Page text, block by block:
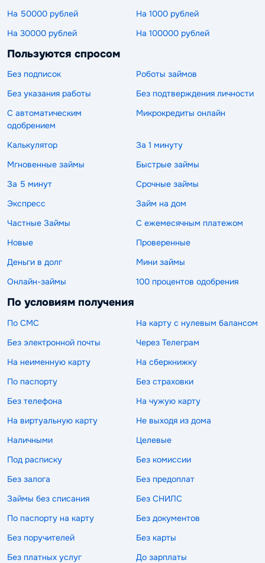
На 50000 рублей
На 1000 рублей
На 30000 рублей
На 100000 рублей
Пользуются спросом
Без подписок
Роботы займов
Без указания работы
Без подтверждения личности
С автоматическим
одобрением
Микрокредиты онлайн
Калькулятор
За 1 минуту
Мгновенные займы
Быстрые займы
За 5 минут
Срочные займы
Экспресс
Займ на дом
Частные Займы
С ежемесячным платежом
Новые
Проверенные
Деньги в долг
Мини займы
Онлайн-займы
100 процентов одобрения
По условиям получения
По СМС
На карту с нулевым балансом
Без электронной почты
Через Телеграм
На неименную карту
На сберкнижку
По паспорту
Без страховки
Без телефона
На чужую карту
На виртуальную карту
Не выходя из дома
Наличными
Целевые
Под расписку
Без комиссии
Без залога
Без предоплат
Займы без списания
Без СНИЛС
По паспорту на карту
Без документов
Без поручителей
Без карты
Без платных услуг
До зарплаты